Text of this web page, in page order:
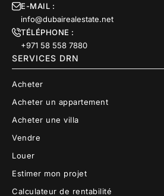
E-MAIL :
info@dubairealestate.net
TÉLÉPHONE :
+971 58 558 7880
SERVICES DRN
Acheter
Acheter un appartement
Acheter une villa
Vendre
Louer
Estimer mon projet
Calculateur de rentabilité